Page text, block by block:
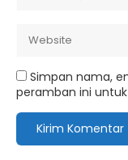
Simpan nama,
peramban ini